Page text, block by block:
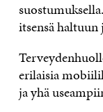
itsensä haltuun
erilaisia
ja yhä